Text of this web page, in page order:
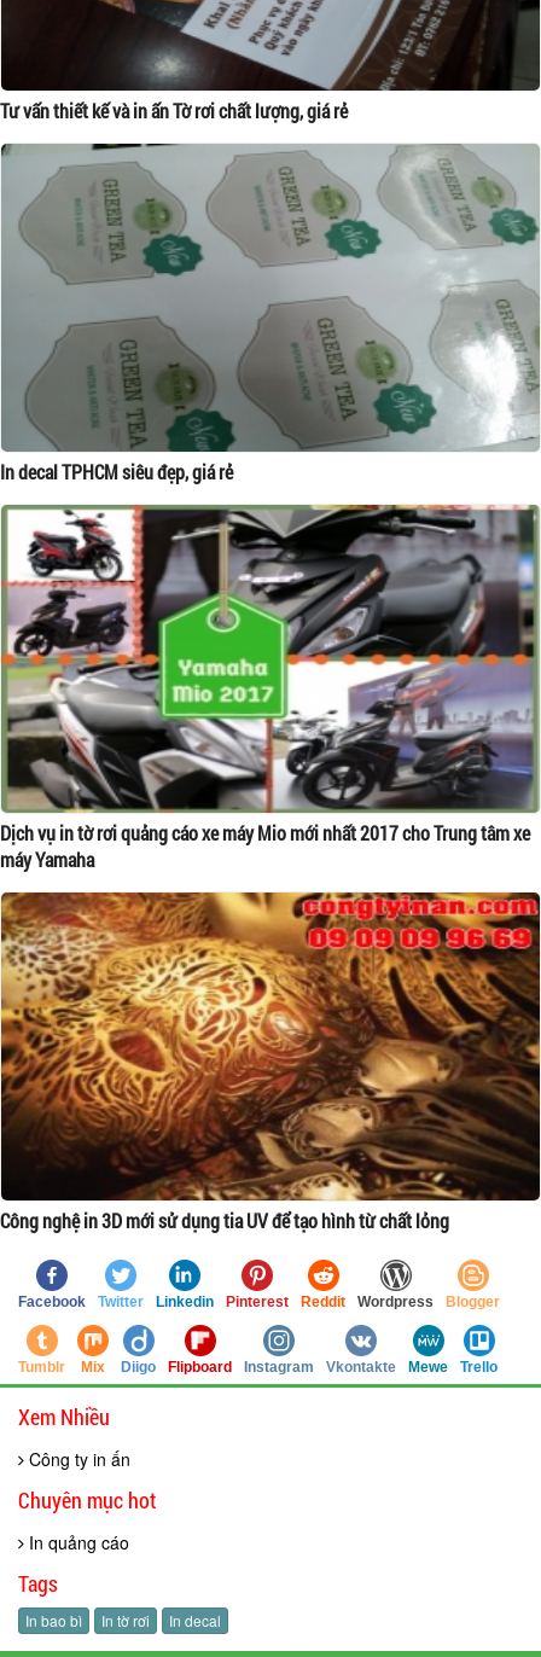
Tư vấn thiết kế và in ấn Tờ rơi chất lượng, giá rẻ
In decal TPHCM siêu đẹp, giá rẻ
Dịch vụ in tờ rơi quảng cáo xe máy Mio mới nhất 2017 cho Trung tâm xe
máy Yamaha
Công nghệ in 3D mới sử dụng tia UV để tạo hình từ chất lỏng
Facebook Twitter Linkedin Pinterest Reddit Wordpress Blogger
Tumblr Mix Diigo Flipboard Instagram Vkontakte Mewe Trello
Xem Nhiều
Công ty in ấn
Chuyên mục hot
In quảng cáo
Tags
In bao bì In tờ rơi In decal